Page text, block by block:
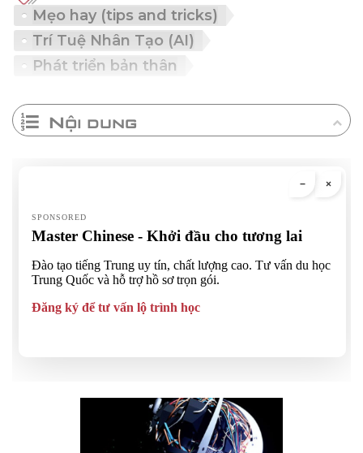
Mẹo hay (tips and tricks)
Trí Tuệ Nhân Tạo (AI)
Phát triển bản thân
Nội dung